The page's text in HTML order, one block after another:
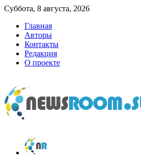
Суббота, 8 августа, 2026
Главная
Авторы
Контакты
Редакция
О проекте
newsroom.su
Новости о новостях